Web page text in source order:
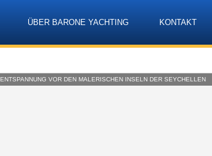
ÜBER BARONE YACHTING KONTAKT
ENTSPANNUNG VOR DEN MALERISCHEN INSELN DER SEYCHELLEN